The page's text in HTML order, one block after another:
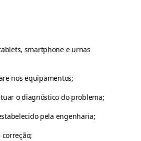
smartphone e urnas
nos equipamentos;
o diagnóstico do problema;
pela engenharia;